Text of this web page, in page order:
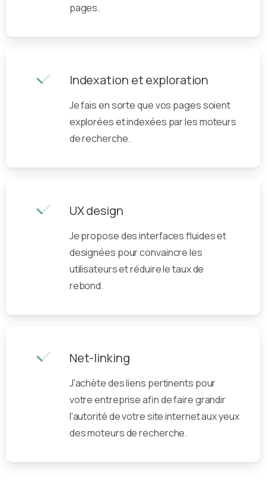
pages.
Indexation et exploration
Je fais en sorte que vos pages soient
explorées et indexées par les moteurs
de recherche.
UX design
Je propose des interfaces fluides et
designées pour convaincre les
utilisateurs et réduire le taux de
rebond.
Net-linking
J'achète des liens pertinents pour
votre entreprise afin de faire grandir
l'autorité de votre site internet aux yeux
des moteurs de recherche.